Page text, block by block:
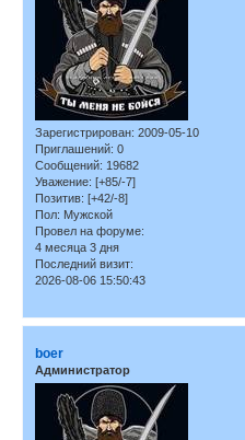
Зарегистрирован: 2009-05-10
Приглашений: 0
Сообщений: 19682
Уважение: [+85/-7]
Позитив: [+42/-8]
Пол: Мужской
Провел на форуме:
4 месяца 3 дня
Последний визит:
2026-08-06 15:50:43
boer
Администратор